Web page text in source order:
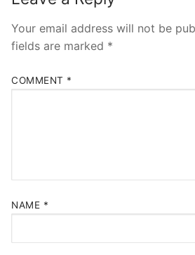
Your email address will not be
fields are marked *
COMMENT *
NAME *